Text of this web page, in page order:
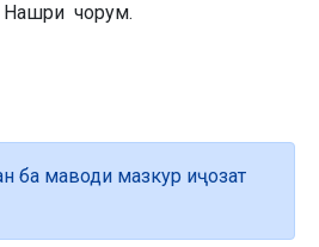
чорум.
ба маводи мазкур иҷозат